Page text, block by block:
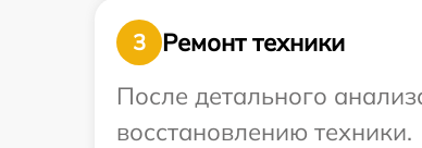
3
Ремонт техники
После детального
восстановлению техники.